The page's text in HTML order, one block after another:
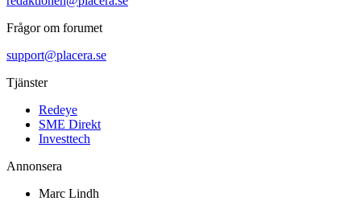
Frågor om forumet
support@placera.se
Tjänster
Redeye
SME Direkt
Investtech
Annonsera
Marc Lindh